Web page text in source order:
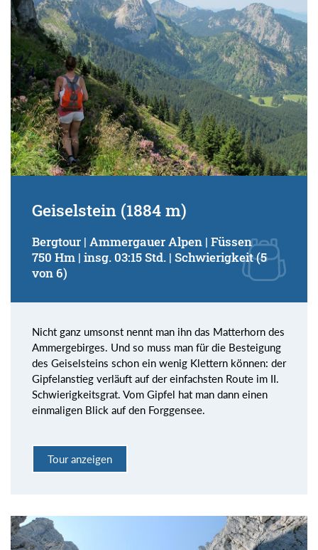
Geiselstein (1884 m)
Bergtour | Ammergauer Alpen | Füssen
750 Hm | insg. 03:15 Std. | Schwierigkeit (5
von 6)
Nicht ganz umsonst nennt man ihn das Matterhorn des
Ammergebirges. Und so muss man für die Besteigung
des Geiselsteins schon ein wenig Klettern können: der
Gipfelanstieg verläuft auf der einfachsten Route im II.
Schwierigkeitsgrat. Vom Gipfel hat man dann einen
einmaligen Blick auf den Forggensee.
Tour anzeigen